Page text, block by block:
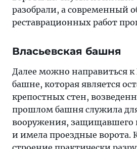
разобрали, а современный
реставрационных работ
Власьевская башня
Далее можно направиться к
башне, которая является
крепостных стен,
прошлом башня служила
вооружения, защищавшего
и имела проездные ворота.